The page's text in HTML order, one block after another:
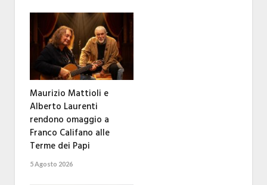
Maurizio Mattioli e
Alberto Laurenti
rendono omaggio a
Franco Califano alle
Terme dei Papi
5 Agosto 2026